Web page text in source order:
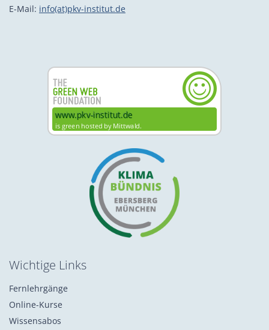
E-Mail: info(at)pkv-institut.de
Wichtige Links
Fernlehrgänge
Online-Kurse
Wissensabos